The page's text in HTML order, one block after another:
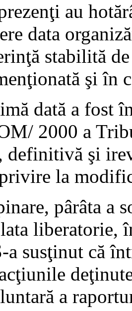
au
data
stabilită
şi în
dată a fost
2000 a
definitivă şi
la
pârâta a
liberatorie,
susţinut că
a